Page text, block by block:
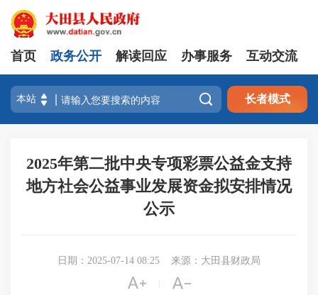
首页 政务公开 解读回应 办事服务 互动交流
 长者模式
2025年第二批中央专项彩票公益金支持
地方社会公益事业发展资金拟安排情况
公示
日期：2025-07-14 08:25 来源：大田县财政局
 